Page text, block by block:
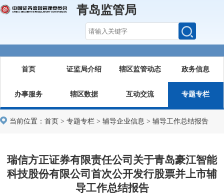
青岛监管局
首页 证监局介绍 辖区监管动态 政务信息
办事服务 辖区数据 互动交流 专题专栏
当前位置： 首页 > 专题专栏 > 辅导企业信息 > 辅导工作总结报告
瑞信方正证券有限责任公司关于青岛豪江智能
科技股份有限公司首次公开发行股票并上市辅
导工作总结报告